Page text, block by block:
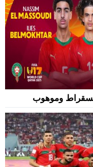
لسقراط وموهوب